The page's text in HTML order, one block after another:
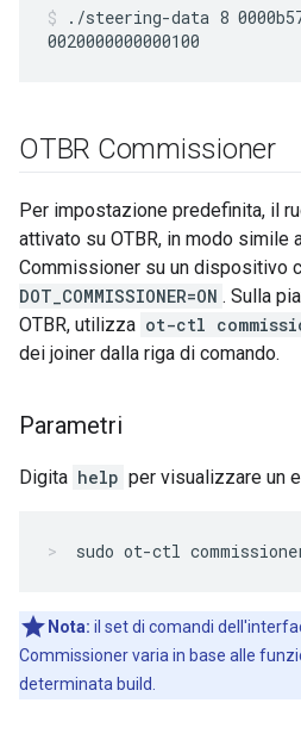
./steering-data 8
OTBR Commissioner
Per impostazione predefinita, il
attivato su OTBR, in modo simile
Commissioner su un dispositivo
DOT_COMMISSIONER=ON . Sulla
OTBR, utilizza ot-ctl
dei joiner dalla riga di comando.
Parametri
Digita help per visualizzare un
sudo ot-ctl
Nota: il set di comandi
Commissioner varia in base alle
determinata build.